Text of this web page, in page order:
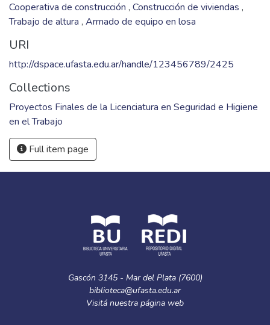
Cooperativa de construcción , Construcción de viviendas ,
Trabajo de altura , Armado de equipo en losa
URI
http://dspace.ufasta.edu.ar/handle/123456789/2425
Collections
Proyectos Finales de la Licenciatura en Seguridad e Higiene
en el Trabajo
Full item page
Gascón 3145 - Mar del Plata (7600)
biblioteca@ufasta.edu.ar
Visitá nuestra página web